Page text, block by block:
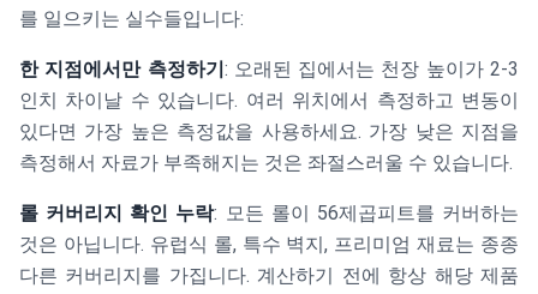
를 일으키는 실수들입니다:
한 지점에서만 측정하기: 오래된 집에서는 천장 높이가 2-3
인치 차이날 수 있습니다. 여러 위치에서 측정하고 변동이
있다면 가장 높은 측정값을 사용하세요. 가장 낮은 지점을
측정해서 자료가 부족해지는 것은 좌절스러울 수 있습니다.
롤 커버리지 확인 누락: 모든 롤이 56제곱피트를 커버하는
것은 아닙니다. 유럽식 롤, 특수 벽지, 프리미엄 재료는 종종
다른 커버리지를 가집니다. 계산하기 전에 항상 해당 제품